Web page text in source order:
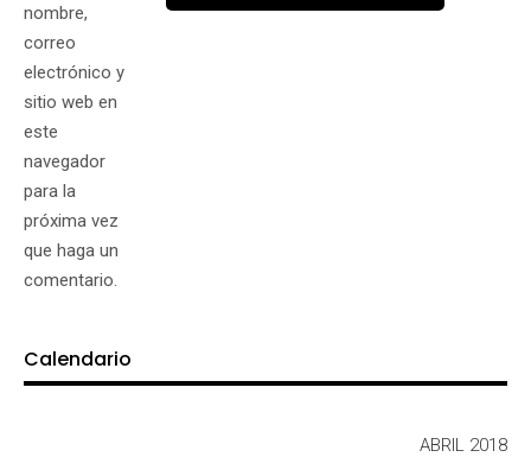
nombre,
correo
electrónico y
sitio web en
este
navegador
para la
próxima vez
que haga un
comentario.
Calendario
ABRIL 2018